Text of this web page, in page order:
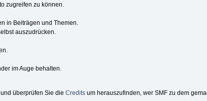
zugreifen zu können.
in Beiträgen und Themen.
auszudrücken.
im Auge behalten.
und überprüfen Sie dieCredits um herauszufinden, wer SMF zu dem